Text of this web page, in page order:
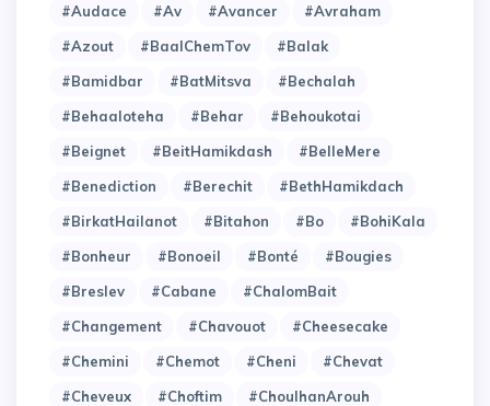
#Audace
#Av #Avancer
#Avraham
#Azout
#BaalChemTov
#Balak
#Bamidbar
#BatMitsva
#Bechalah
#Behaaloteha
#Behar
#Behoukotai
#Beignet
#BeitHamikdash
#BelleMere
#Benediction
#Berechit
#BethHamikdach
#BirkatHailanot
#Bitahon #Bo
#BohiKala
#Bonheur
#Bonoeil #Bonté
#Bougies
#Breslev
#Cabane
#ChalomBait
#Changement
#Chavouot
#Cheesecake
#Chemini
#Chemot #Cheni
#Chevat
#Cheveux
#Choftim
#ChoulhanArouh